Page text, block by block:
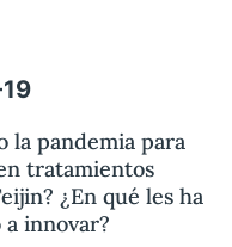
la pandemia para
tratamientos
¿En qué les ha
a innovar?